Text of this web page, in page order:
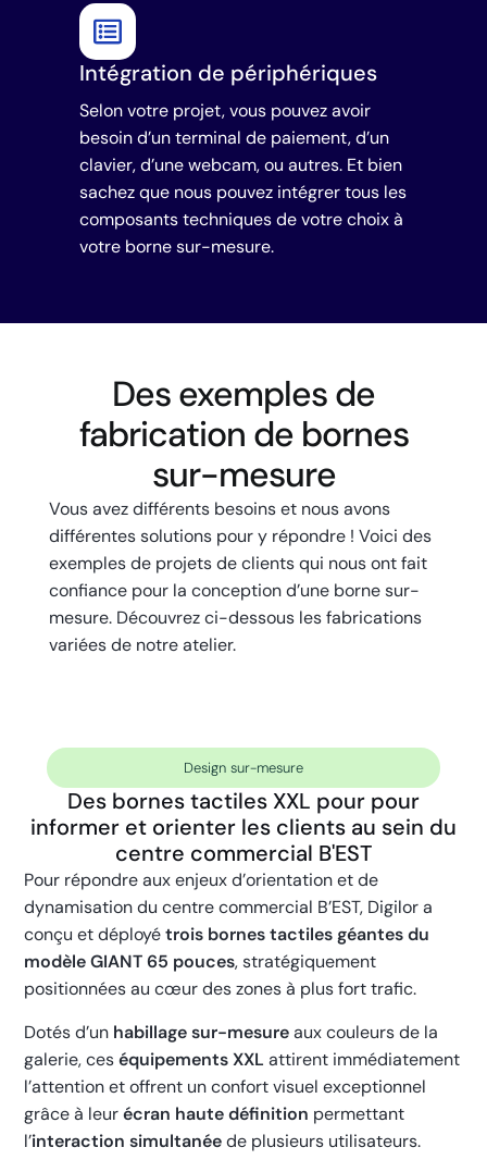
Intégration de périphériques
Selon votre projet, vous pouvez avoir
besoin d’un terminal de paiement, d’un
clavier, d’une webcam, ou autres. Et bien
sachez que nous pouvez intégrer tous les
composants techniques de votre choix à
votre borne sur-mesure.
Des exemples de
fabrication de bornes
sur-mesure
Vous avez différents besoins et nous avons
différentes solutions pour y répondre ! Voici des
exemples de projets de clients qui nous ont fait
confiance pour la conception d’une borne sur-
mesure. Découvrez ci-dessous les fabrications
variées de notre atelier.
Design sur-mesure
Des bornes tactiles XXL pour pour
informer et orienter les clients au sein du
centre commercial B'EST
Pour répondre aux enjeux d’orientation et de
dynamisation du centre commercial B’EST, Digilor a
conçu et déployétrois bornes tactiles géantes du
modèle GIANT 65 pouces, stratégiquement
positionnées au cœur des zones à plus fort trafic.
Dotés d’un habillage sur-mesureaux couleurs de la
galerie, ceséquipements XXL attirent immédiatement
l’attention et offrent un confort visuel exceptionnel
grâce à leurécran haute définition permettant
l’interaction simultanéede plusieurs utilisateurs.